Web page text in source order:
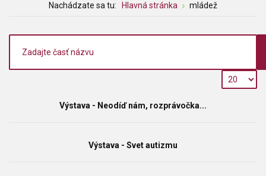
Nachádzate sa tu: Hlavná stránka mládež
Výstava - Neodíď nám, rozprávočka...
Výstava - Svet autizmu